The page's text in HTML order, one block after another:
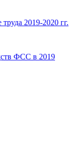
2019-2020 гг.
ФСС в 2019